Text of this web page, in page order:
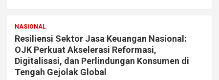
NASIONAL
Resiliensi Sektor Jasa Keuangan Nasional:
OJK Perkuat Akselerasi Reformasi,
Digitalisasi, dan Perlindungan Konsumen di
Tengah Gejolak Global